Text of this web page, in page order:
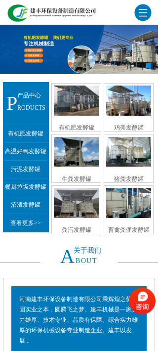
产品中心
PRODUCTS
有机肥发酵罐
高温好氧发酵罐
污泥发酵罐
餐厨垃圾发酵罐
沼渣发酵罐
查看更多>>
有机肥发酵罐 鸡粪发酵罐
牛粪发酵罐 猪粪发酵罐
粪污发酵罐 畜禽粪便发酵罐
关于我们
ABOUT
河南建丰环保设备制造有限公司乘辉煌之势，
固实业之本，圆腾飞之梦。建丰机械是一家实
力雄厚、技术专业、品质有保障、综合实力雄
厚的环保机械设备专业制造企业。建丰以发
展...